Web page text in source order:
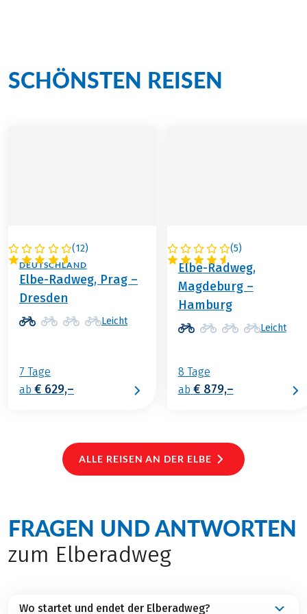
SCHÖNSTEN REISEN
(12)
TSCHECHIEN /
DEUTSCHLAND
Elbe-Radweg, Prag –
Dresden
Leicht
7 Tage
ab € 629,–
(5)
DEUTSCHLAND
Elbe-Radweg,
Magdeburg –
Hamburg
Leicht
8 Tage
ab € 879,–
ALLE REISEN AN DER ELBE
FRAGEN UND ANTWORTEN
zum Elberadweg
Wo startet und endet der Elberadweg?